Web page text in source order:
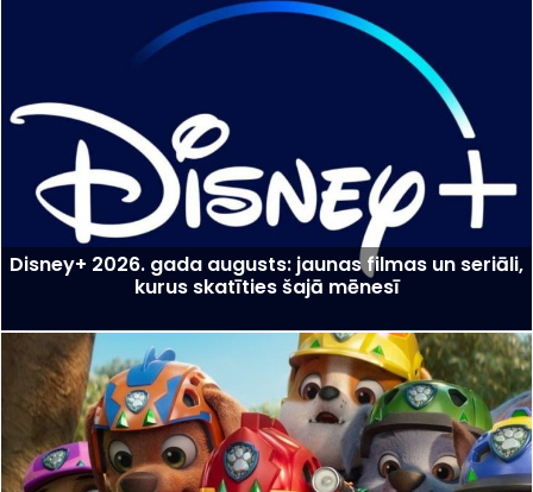
Disney+ 2026. gada augusts: jaunas filmas un seriāli,
kurus skatīties šajā mēnesī